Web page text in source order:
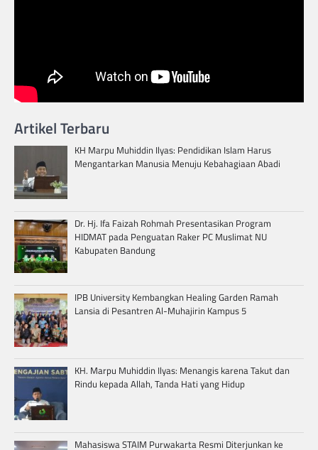
Artikel Terbaru
KH Marpu Muhiddin Ilyas: Pendidikan Islam Harus
Mengantarkan Manusia Menuju Kebahagiaan Abadi
Dr. Hj. Ifa Faizah Rohmah Presentasikan Program
HIDMAT pada Penguatan Raker PC Muslimat NU
Kabupaten Bandung
IPB University Kembangkan Healing Garden Ramah
Lansia di Pesantren Al-Muhajirin Kampus 5
KH. Marpu Muhiddin Ilyas: Menangis karena Takut dan
Rindu kepada Allah, Tanda Hati yang Hidup
Mahasiswa STAIM Purwakarta Resmi Diterjunkan ke